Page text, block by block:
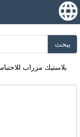
يبحث